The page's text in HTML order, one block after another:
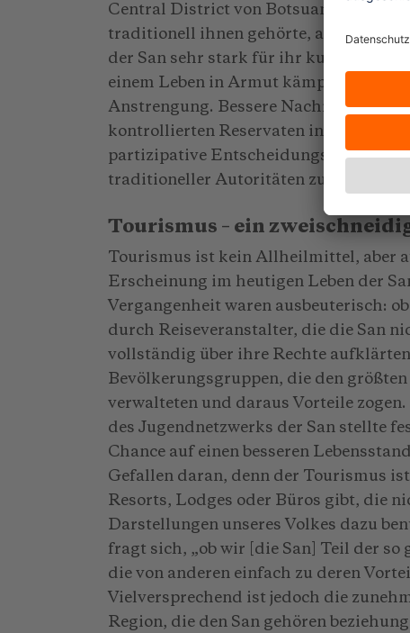
Central District von Botsuana
traditionell ihnen gehörte, an weiße
der San sehr stark für ihr kulturelles
einem Leben in Armut kämpfen,
Anstrengung. Bessere Nachrichten
kontrollierten Reservaten in Namibia.
partizipative Entscheidungsprozesse,
traditioneller Autoritäten zumindest
Tourismus – ein
Tourismus ist kein Allheilmittel, aber
Erscheinung im heutigen Leben der
Vergangenheit waren ausbeuterisch:
durch Reiseveranstalter, die die San
vollständig über ihre Rechte
Bevölkerungsgruppen, die den
verwalteten und daraus Vorteile
des Jugendnetzwerks der San stellte
Chance auf einen besseren
Gefallen daran, denn der Tourismus
Resorts, Lodges oder Büros gibt, die
Darstellungen unseres Volkes dazu
fragt sich, „ob wir [die San] Teil der so
die von anderen einfach zu deren
Vielversprechend ist jedoch die
Region, die den San gehören